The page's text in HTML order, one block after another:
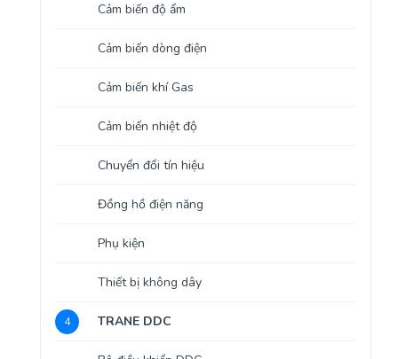
Cảm biến độ ẩm
Cảm biến dòng điện
Cảm biến khí Gas
Cảm biến nhiệt độ
Chuyển đổi tín hiệu
Đồng hồ điện năng
Phụ kiện
Thiết bị không dây
4 TRANE DDC